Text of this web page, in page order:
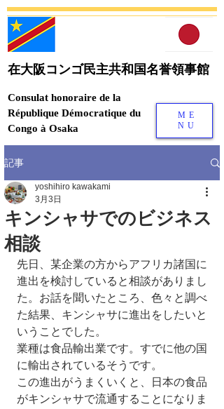
在大阪コンゴ民主共和国名誉領事館
Consulat honoraire de la
République Démocratique du
Congo à Osaka
ME
NU
記事
キンシャサでのビジネス
相談
yoshihiro kawakami
3月3日
先日、某企業の方からアフリカ諸国に
進出を検討していると相談がありまし
た。お話を聞いたところ、色々と調べ
た結果、キンシャサに進出をしたいと
いうことでした。
業種は食品輸出業です。すでに他の国
に輸出されているそうです。
この進出がうまくいくと、日本の食品
がキンシャサで流通することになりま